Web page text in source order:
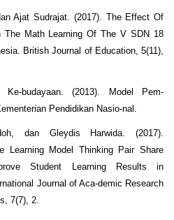
Ajat Sudrajat. (2017). The Effect Of
The Math Learning Of The V SDN 18
British Journal of Education, 5(11),
Ke-budayaan. (2013). Model Pem-
Pendidikan Nasio-nal.
dan Gleydis Harwida. (2017).
Learning Model Thinking Pair Share
Student Learning Results in
Journal of Aca-demic Research
7(7), 2.